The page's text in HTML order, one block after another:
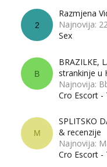
2
Razmjena
Najnovija:
Sex
B
BRAZILKE,
strankinje u
Najnovija:
Cro Escort -
M
SPLITSKO
& recenzije
Najnovija:
Cro Escort -